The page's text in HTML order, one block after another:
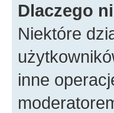
Dlaczego
Niektóre
inne